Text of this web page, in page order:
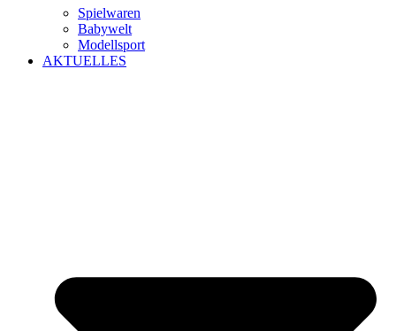
Spielwaren
Babywelt
Modellsport
AKTUELLES